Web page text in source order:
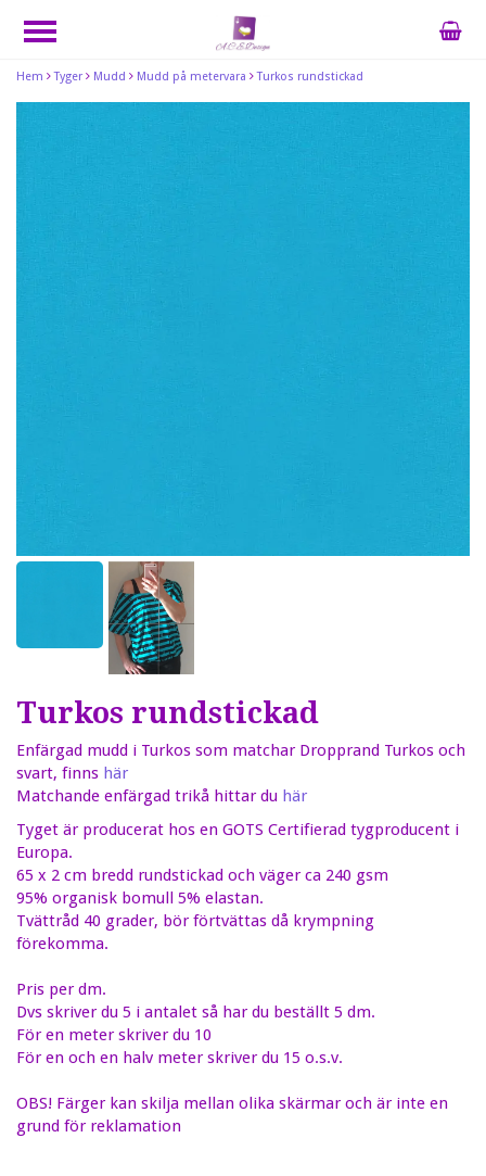
Hem Tyger Mudd Mudd på metervara Turkos rundstickad
Turkos rundstickad
Enfärgad mudd i Turkos som matchar Dropprand Turkos och
svart, finns här
Matchande enfärgad trikå hittar du här
Tyget är producerat hos en GOTS Certifierad tygproducent i
Europa.
65 x 2 cm bredd rundstickad och väger ca 240 gsm
95% organisk bomull 5% elastan.
Tvättråd 40 grader, bör förtvättas då krympning
förekomma.
Pris per dm.
Dvs skriver du 5 i antalet så har du beställt 5 dm.
För en meter skriver du 10
För en och en halv meter skriver du 15 o.s.v.
OBS! Färger kan skilja mellan olika skärmar och är inte en
grund för reklamation